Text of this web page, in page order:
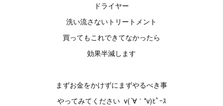
ドライヤー
洗い流さないトリートメント
買ってもこれできてなかったら
効果半減します
まずお金をかけずにまずやるべき事
やってみてください v(´∀｀*v)ﾋﾟｰｽ